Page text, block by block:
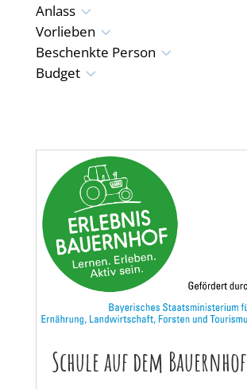
Anlass3
Vorlieben 3
Beschenkte Person 3
Budget3
Schule auf dem Bauernhof